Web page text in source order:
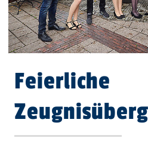
Feierliche